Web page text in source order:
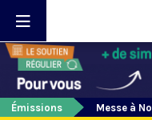
Émissions
Messe à